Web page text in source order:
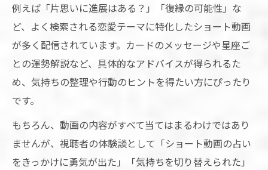
例えば「片思いに進展はある？」「復縁の可能性」な
ど、よく検索される恋愛テーマに特化したショート動画
が多く配信されています。カードのメッセージや星座ご
との運勢解説など、具体的なアドバイスが得られるた
め、気持ちの整理や行動のヒントを得たい方にぴったり
です。
もちろん、動画の内容がすべて当てはまるわけではあり
ませんが、視聴者の体験談として「ショート動画の占い
をきっかけに勇気が出た」「気持ちを切り替えられた」